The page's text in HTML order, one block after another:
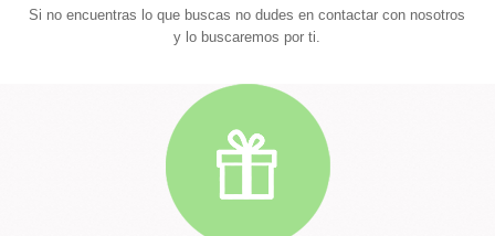
Si no encuentras lo que buscas no dudes en contactar con nosotros
y lo buscaremos por ti.